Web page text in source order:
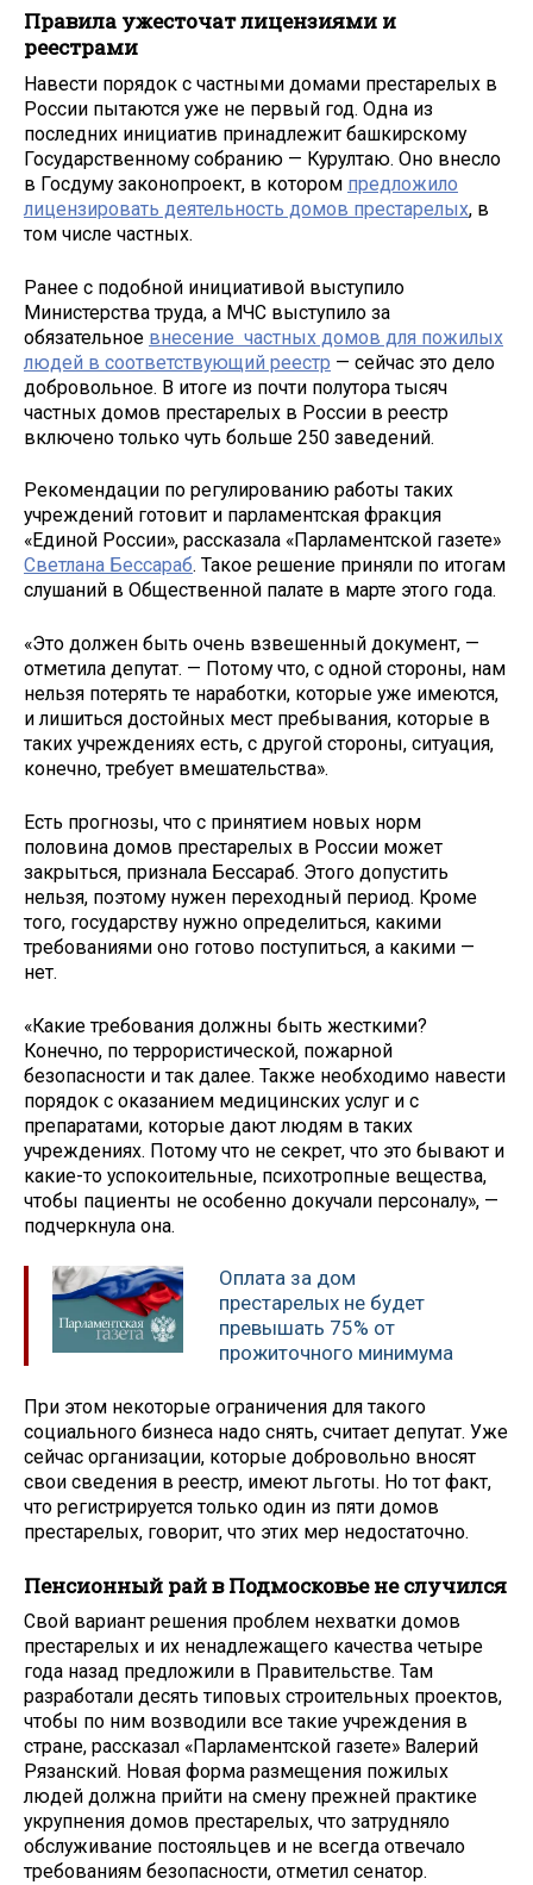
Правила ужесточат лицензиями и
реестрами
Навести порядок с частными домами престарелых в
России пытаются уже не первый год. Одна из
последних инициатив принадлежит башкирскому
Государственному собранию — Курултаю. Оно внесло
в Госдуму законопроект, в котором предложило
лицензировать деятельность домов престарелых, в
том числе частных.
Ранее с подобной инициативой выступило
Министерства труда, а МЧС выступило за
обязательное внесение частных домов для пожилых
людей в соответствующий реестр — сейчас это дело
добровольное. В итоге из почти полутора тысяч
частных домов престарелых в России в реестр
включено только чуть больше 250 заведений.
Рекомендации по регулированию работы таких
учреждений готовит и парламентская фракция
«Единой России», рассказала «Парламентской газете»
Светлана Бессараб. Такое решение приняли по итогам
слушаний в Общественной палате в марте этого года.
«Это должен быть очень взвешенный документ, —
отметила депутат. — Потому что, с одной стороны, нам
нельзя потерять те наработки, которые уже имеются,
и лишиться достойных мест пребывания, которые в
таких учреждениях есть, с другой стороны, ситуация,
конечно, требует вмешательства».
Есть прогнозы, что с принятием новых норм
половина домов престарелых в России может
закрыться, признала Бессараб. Этого допустить
нельзя, поэтому нужен переходный период. Кроме
того, государству нужно определиться, какими
требованиями оно готово поступиться, а какими —
нет.
«Какие требования должны быть жесткими?
Конечно, по террористической, пожарной
безопасности и так далее. Также необходимо навести
порядок с оказанием медицинских услуг и с
препаратами, которые дают людям в таких
учреждениях. Потому что не секрет, что это бывают и
какие-то успокоительные, психотропные вещества,
чтобы пациенты не особенно докучали персоналу», —
подчеркнула она.
Оплата за дом
престарелых не будет
превышать 75% от
прожиточного минимума
При этом некоторые ограничения для такого
социального бизнеса надо снять, считает депутат. Уже
сейчас организации, которые добровольно вносят
свои сведения в реестр, имеют льготы. Но тот факт,
что регистрируется только один из пяти домов
престарелых, говорит, что этих мер недостаточно.
Пенсионный рай в Подмосковье не случился
Свой вариант решения проблем нехватки домов
престарелых и их ненадлежащего качества четыре
года назад предложили в Правительстве. Там
разработали десять типовых строительных проектов,
чтобы по ним возводили все такие учреждения в
стране, рассказал «Парламентской газете» Валерий
Рязанский. Новая форма размещения пожилых
людей должна прийти на смену прежней практике
укрупнения домов престарелых, что затрудняло
обслуживание постояльцев и не всегда отвечало
требованиям безопасности, отметил сенатор.